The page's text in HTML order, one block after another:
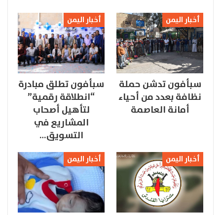
أخبار اليمن
سبأفون تدشن حملة
نظافة بعدد من أحياء
أمانة العاصمة
أخبار اليمن
سبأفون تطلق مبادرة
“انطلاقة رقمية”
لتأهيل أصحاب
المشاريع في
التسويق…
أخبار اليمن أخبار اليمن